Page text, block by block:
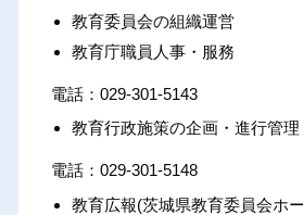
教育委員会の組織運営
教育庁職員人事・服務
029-301-5143
教育行政施策の企画・進行管理
029-301-5148
教育広報(茨城県教育委員会ホ